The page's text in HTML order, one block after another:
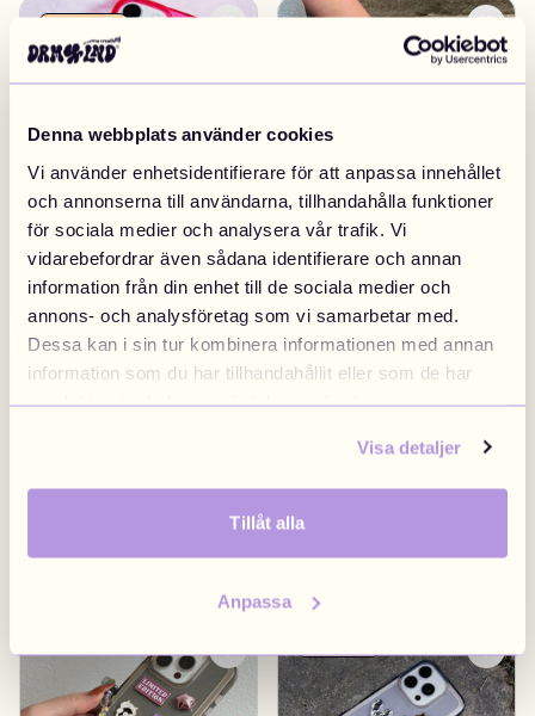
Denna webbplats använder cookies
Vi använder enhetsidentifierare för att anpassa innehållet
och annonserna till användarna, tillhandahålla funktioner
för sociala medier och analysera vår trafik. Vi
vidarebefordrar även sådana identifierare och annan
information från din enhet till de sociala medier och
annons- och analysföretag som vi samarbetar med.
Dessa kan i sin tur kombinera informationen med annan
information som du har tillhandahållit eller som de har
samlat in när du har använt deras tjänster.
Visa detaljer
Tillåt alla
Anpassa
5-Pack DRMZ Party
Queen
14,90 €
10 kpl jäljellä
5-Pack DRMZ
Western Chic
14,90 €
5-Pack DRMZ
14,90 €
5-Pack DRMZ
14,90 €
10 kpl jäljellä